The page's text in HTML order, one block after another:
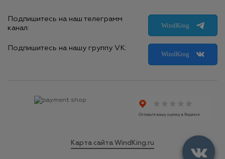
Подпишитесь на наш телеграмм
канал:
WindKing
Подпишитесь на нашу группу VK:
WindKing
Карта сайта WindKing.ru